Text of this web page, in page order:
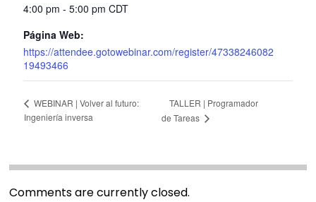
4:00 pm - 5:00 pm CDT
Página Web:
https://attendee.gotowebinar.com/register/47338246082
19493466
WEBINAR | Volver al futuro:
Ingeniería inversa
TALLER | Programador
de Tareas
Comments are currently closed.